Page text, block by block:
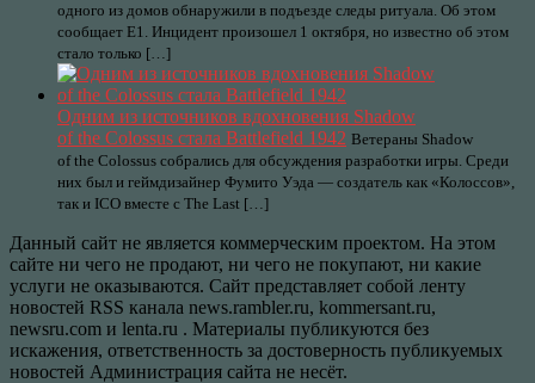
одного из домов обнаружили в подъезде следы ритуала. Об этом
сообщает Е1. Инцидент произошел 1 октября, но известно об этом
стало только […]
Одним из источников вдохновения Shadow
of the Colossus стала Battlefield 1942 Ветераны Shadow
of the Colossus собрались для обсуждения разработки игры. Среди
них был и геймдизайнер Фумито Уэда — создатель как «Колоссов»,
так и ICO вместе с The Last […]
Данный сайт не является коммерческим проектом. На этом
сайте ни чего не продают, ни чего не покупают, ни какие
услуги не оказываются. Сайт представляет собой ленту
новостей RSS канала news.rambler.ru, kommersant.ru,
newsru.com и lenta.ru . Материалы публикуются без
искажения, ответственность за достоверность публикуемых
новостей Администрация сайта не несёт.